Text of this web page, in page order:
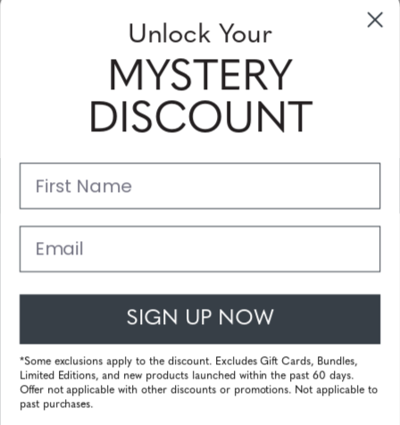
aanbiedingen en kortingsbonnen te
ontvangen
Vul uw email adres in en schrijf u in!
Support
Powered byTecframe ERP
Unlock Your
MYSTERY
DISCOUNT
First Name
Email
SIGN UP NOW
*Some exclusions apply to the discount. Excludes Gift Cards, Bundles,
Limited Editions, and new products launched within the past 60 days.
Offer not applicable with other discounts or promotions. Not applicable to
past purchases.